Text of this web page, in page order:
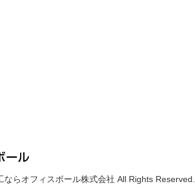
らオフィスボール株式会社 All Rights Reserved.